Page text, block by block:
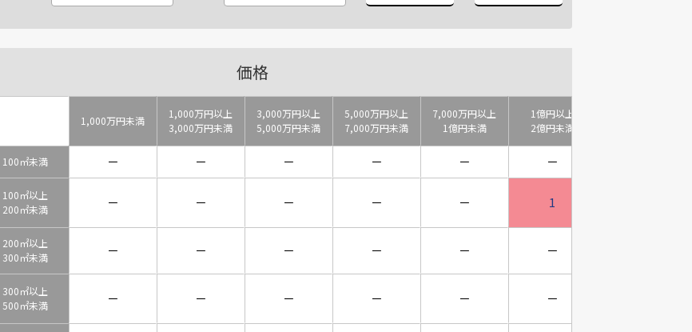
価格
1,000万円未満
1,000万円以上
3,000万円未満
3,000万円以上
5,000万円未満
5,000万円以上
7,000万円未満
7,000万円以上
1億円未満
1億円以上
2億円未満
100㎡未満 － － － － － －
100㎡以上
200㎡未満
－ － － － － 1
200㎡以上
300㎡未満
－ － － － － －
300㎡以上
500㎡未満
－ － － － － －